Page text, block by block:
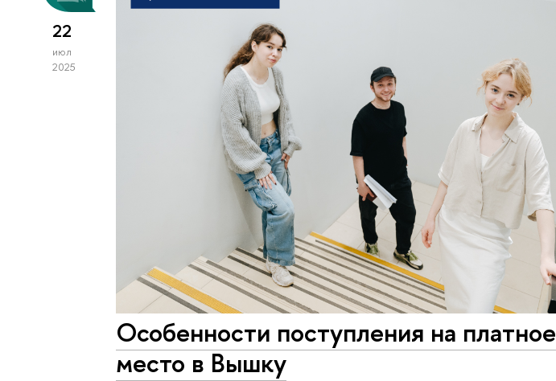
22
июл
2025
Особенности поступления на платное
место в Вышку